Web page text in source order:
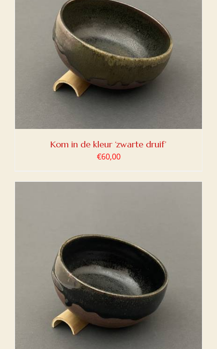
Kom in de kleur ‘zwarte druif’
€60,00